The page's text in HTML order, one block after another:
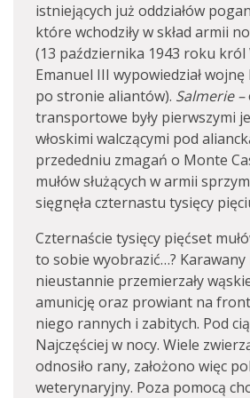
istniejących już oddziałów
które wchodziły w skład armii
(13 października 1943 roku król
Emanuel III wypowiedział wojnę
po stronie aliantów). Salmerie –
transportowe były pierwszymi
włoskimi walczącymi pod
przededniu zmagań o Monte
mułów służących w armii
sięgnęła czternastu tysięcy
Czternaście tysięcy pięćset
to sobie wyobrazić…? Karawany
nieustannie przemierzały
amunicję oraz prowiant na
niego rannych i zabitych. Pod
Najczęściej w nocy. Wiele
odnosiło rany, założono więc
weterynaryjny. Poza pomocą